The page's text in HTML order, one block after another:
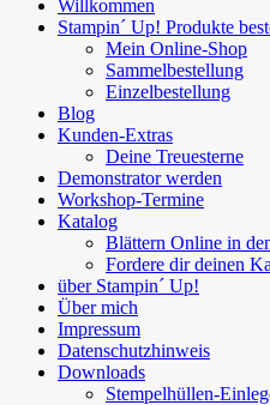
Willkommen
Stampin´ Up! Produkte
Mein Online-Shop
Sammelbestellung
Einzelbestellung
Blog
Kunden-Extras
Deine Treuesterne
Demonstrator werden
Workshop-Termine
Katalog
Blättern Online in
Fordere dir deinen
über Stampin´ Up!
Über mich
Impressum
Datenschutzhinweis
Downloads
Stempelhüllen-